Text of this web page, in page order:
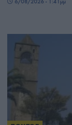
6/08/2026 - 1:41μμ